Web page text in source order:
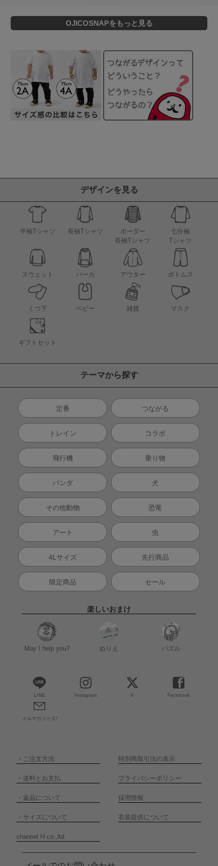
OJICOSNAPをもっと見る
デザインを見る
半袖Tシャツ 長袖Tシャツ
ボーダー
長袖Tシャツ
七分袖
Tシャツ
スウェット パーカ アウター ボトムス
くつ下 ベビー 雑貨 マスク
ギフトセット
テーマから探す
定番 つながる
トレイン コラボ
飛行機 乗り物
パンダ 犬
その他動物 恐竜
アート 虫
4Lサイズ 先行商品
限定商品 セール
楽しいおまけ
May I help you? ぬりえ パズル
LINE Instagram X Facebook
メルマガジーヌ!
・ ご注文方法 特別商取引法の表示
・ 送料とお支払 プライバシーポリシー
・ 返品について 採用情報
・ サイズについて 衣装提供について
channel H co.,ltd.